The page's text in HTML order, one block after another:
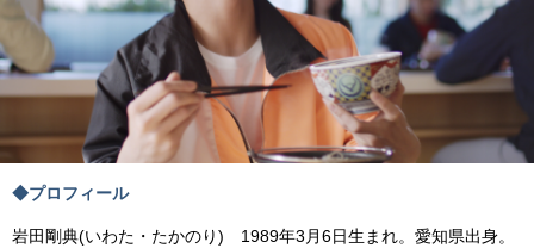
◆プロフィール
岩田剛典(いわた・たかのり) 1989年3月6日生まれ。愛知県出身。